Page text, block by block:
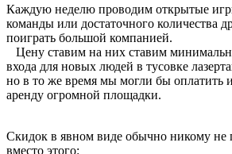
Каждую неделю проводим открытые
команды или достаточного количества
поиграть большой компанией.
Цену ставим на них ставим
входа для новых людей в тусовке
но в то же время мы могли бы оплатить
аренду огромной площадки.
Скидок в явном виде обычно никому не
вместо этого: